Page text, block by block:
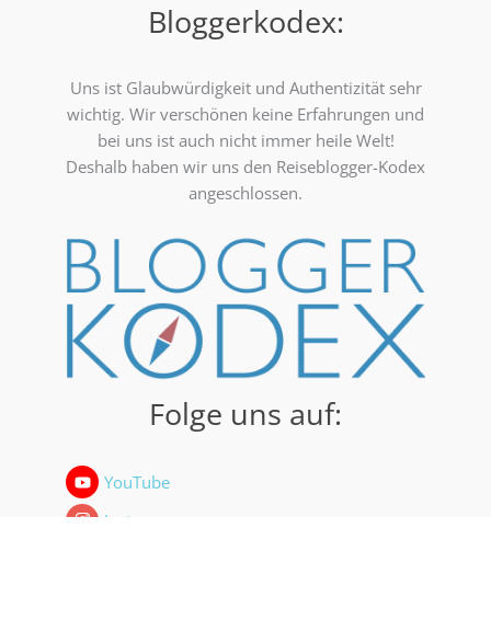
Bloggerkodex:
Uns ist Glaubwürdigkeit und Authentizität sehr
wichtig. Wir verschönen keine Erfahrungen und
bei uns ist auch nicht immer heile Welt!
Deshalb haben wir uns den Reiseblogger-Kodex
angeschlossen.
Folge uns auf:
YouTube
Instagram